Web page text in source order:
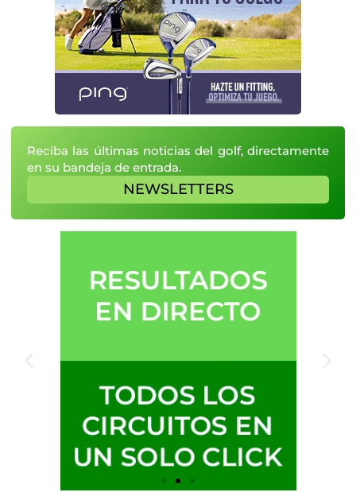
Reciba las últimas noticias del golf, directamente
en su bandeja de entrada.
NEWSLETTERS